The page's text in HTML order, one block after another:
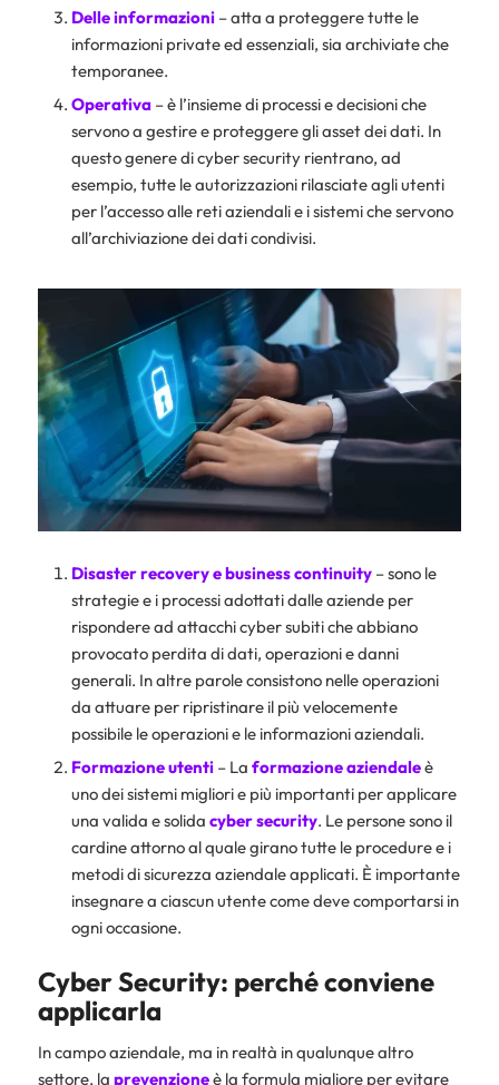
Delle informazioni– atta a proteggere tutte le
informazioni private ed essenziali, sia archiviate che
temporanee.
Operativa– è l’insieme di processi e decisioni che
servono a gestire e proteggere gli asset dei dati. In
questo genere di cyber security rientrano, ad
esempio, tutte le autorizzazioni rilasciate agli utenti
per l’accesso alle reti aziendali e i sistemi che servono
all’archiviazione dei dati condivisi.
Disaster recovery e business continuity– sono le
strategie e i processi adottati dalle aziende per
rispondere ad attacchi cyber subiti che abbiano
provocato perdita di dati, operazioni e danni
generali. In altre parole consistono nelle operazioni
da attuare per ripristinare il più velocemente
possibile le operazioni e le informazioni aziendali.
Formazione utenti– La formazione aziendaleè
uno dei sistemi migliori e più importanti per applicare
una valida e solida cyber security. Le persone sono il
cardine attorno al quale girano tutte le procedure e i
metodi di sicurezza aziendale applicati. È importante
insegnare a ciascun utente come deve comportarsi in
ogni occasione.
Cyber Security: perché conviene
applicarla
In campo aziendale, ma in realtà in qualunque altro
settore, la prevenzioneè la formula migliore per evitare